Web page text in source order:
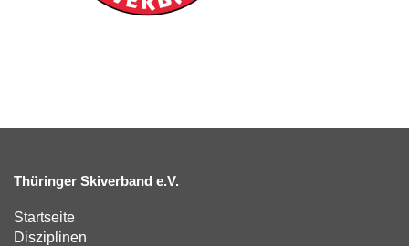
Thüringer Skiverband e.V.
Startseite
Disziplinen